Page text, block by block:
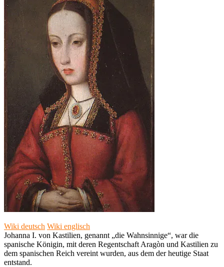
Wiki deutsch Wiki englisch
Johanna I. von Kastilien, genannt „die Wahnsinnige“, war die
spanische Königin, mit deren Regentschaft Aragòn und Kastilien zu
dem spanischen Reich vereint wurden, aus dem der heutige Staat
entstand.